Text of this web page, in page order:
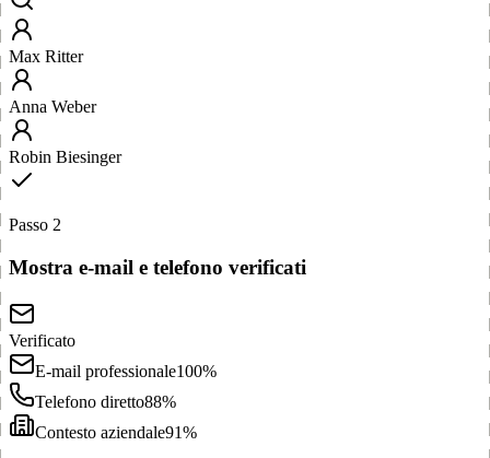
Max Ritter
Anna Weber
Robin Biesinger
Passo 2
Mostra e-mail e telefono verificati
Verificato
E-mail professionale100%
Telefono diretto88%
Contesto aziendale91%